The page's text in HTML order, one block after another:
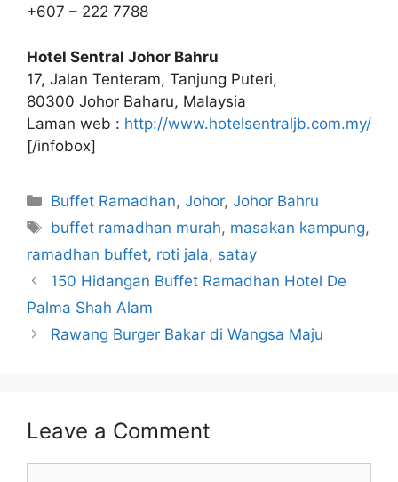
+607 – 222 7788
Hotel Sentral Johor Bahru
17, Jalan Tenteram, Tanjung Puteri,
80300 Johor Baharu, Malaysia
Laman web : http://www.hotelsentraljb.com.my/
[/infobox]
Categories
Buffet Ramadhan,Johor,Johor Bahru
Tags
buffet ramadhan murah, masakan kampung,
ramadhan buffet, roti jala, satay
150 Hidangan Buffet Ramadhan Hotel De
Palma Shah Alam
Rawang Burger Bakar di Wangsa Maju
Leave a Comment